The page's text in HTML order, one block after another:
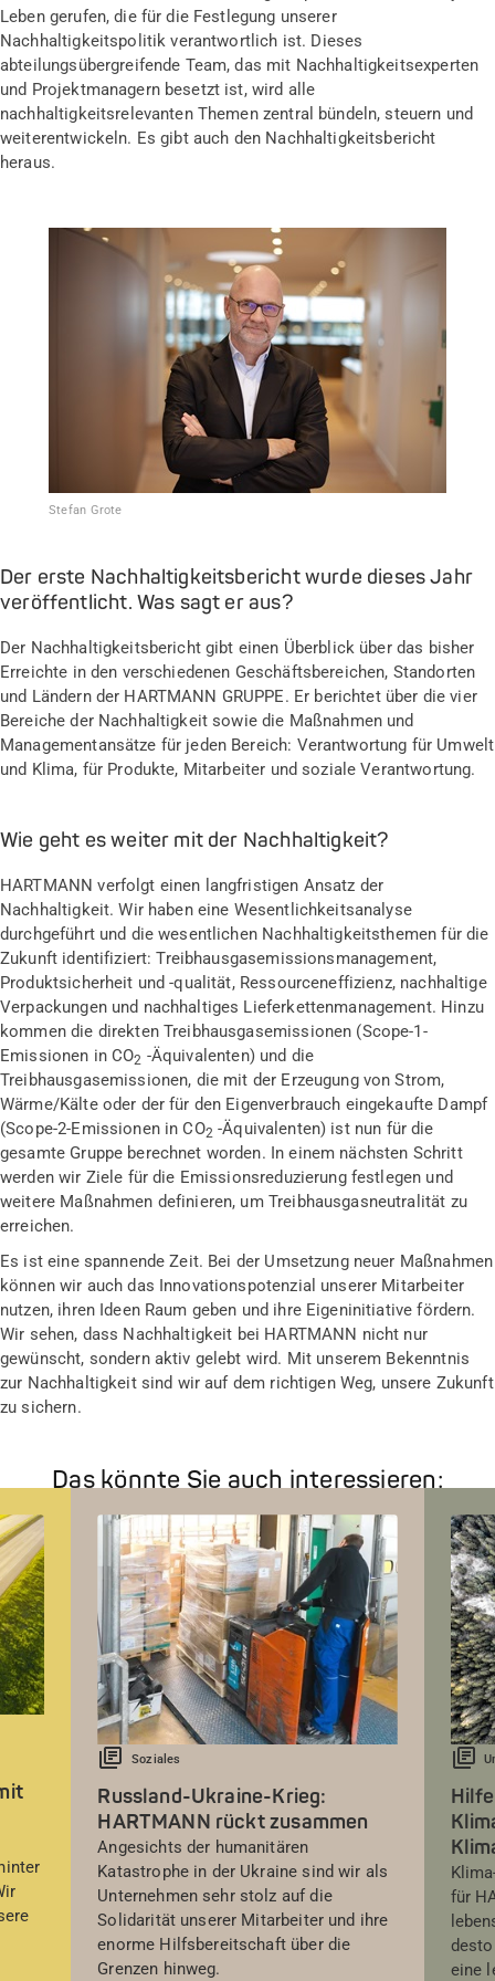
Stefan Grote
Leben gerufen, die für die Festlegung unserer
Nachhaltigkeitspolitik verantwortlich ist. Dieses
abteilungsübergreifende Team, das mit Nachhaltigkeitsexperten
und Projektmanagern besetzt ist, wird alle
nachhaltigkeitsrelevanten Themen zentral bündeln, steuern und
weiterentwickeln. Es gibt auch den Nachhaltigkeitsbericht
heraus.
Der erste Nachhaltigkeitsbericht wurde dieses Jahr
veröffentlicht. Was sagt er aus?
Der Nachhaltigkeitsbericht gibt einen Überblick über das bisher
Erreichte in den verschiedenen Geschäftsbereichen, Standorten
und Ländern der HARTMANN GRUPPE. Er berichtet über die vier
Bereiche der Nachhaltigkeit sowie die Maßnahmen und
Managementansätze für jeden Bereich: Verantwortung für Umwelt
und Klima, für Produkte, Mitarbeiter und soziale Verantwortung.
Wie geht es weiter mit der Nachhaltigkeit?
HARTMANN verfolgt einen langfristigen Ansatz der
Nachhaltigkeit. Wir haben eine Wesentlichkeitsanalyse
durchgeführt und die wesentlichen Nachhaltigkeitsthemen für die
Zukunft identifiziert: Treibhausgasemissionsmanagement,
Produktsicherheit und -qualität, Ressourceneffizienz, nachhaltige
Verpackungen und nachhaltiges Lieferkettenmanagement. Hinzu
kommen die direkten Treibhausgasemissionen (Scope-1-
Emissionen in CO2 -Äquivalenten) und die
Treibhausgasemissionen, die mit der Erzeugung von Strom,
Wärme/Kälte oder der für den Eigenverbrauch eingekaufte Dampf
(Scope-2-Emissionen in CO2 -Äquivalenten) ist nun für die
gesamte Gruppe berechnet worden. In einem nächsten Schritt
werden wir Ziele für die Emissionsreduzierung festlegen und
weitere Maßnahmen definieren, um Treibhausgasneutralität zu
erreichen.
Es ist eine spannende Zeit. Bei der Umsetzung neuer Maßnahmen
können wir auch das Innovationspotenzial unserer Mitarbeiter
nutzen, ihren Ideen Raum geben und ihre Eigeninitiative fördern.
Wir sehen, dass Nachhaltigkeit bei HARTMANN nicht nur
gewünscht, sondern aktiv gelebt wird. Mit unserem Bekenntnis
zur Nachhaltigkeit sind wir auf dem richtigen Weg, unsere Zukunft
zu sichern.
Das könnte Sie auch interessieren:
Soziales
Russland-Ukraine-Krieg:
HARTMANN rückt zusammen
Angesichts der humanitären
Katastrophe in der Ukraine sind wir als
Unternehmen sehr stolz auf die
Solidarität unserer Mitarbeiter und ihre
enorme Hilfsbereitschaft über die
Grenzen hinweg.
für
eine